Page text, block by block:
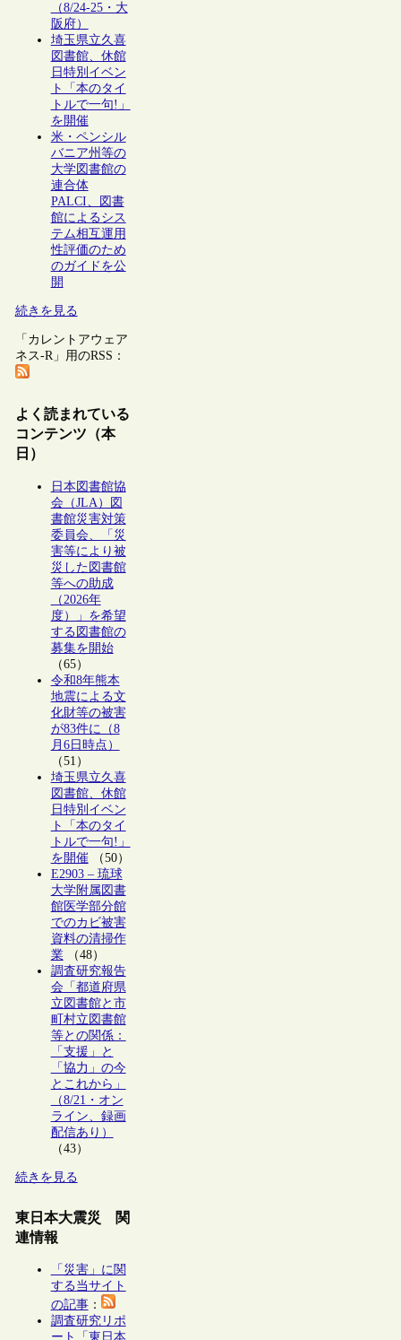
（8/24-25・大
阪府）
埼玉県立久喜
図書館、休館
日特別イベン
ト「本のタイ
トルで一句!」
を開催
米・ペンシル
バニア州等の
大学図書館の
連合体
PALCI、図書
館によるシス
テム相互運用
性評価のため
のガイドを公
開
続きを見る
「カレントアウェア
ネス-R」用のRSS：
よく読まれている
コンテンツ（本
日）
日本図書館協
会（JLA）図
書館災害対策
委員会、「災
害等により被
災した図書館
等への助成
（2026年
度）」を希望
する図書館の
募集を開始
（65）
令和8年熊本
地震による文
化財等の被害
が83件に（8
月6日時点）
（51）
埼玉県立久喜
図書館、休館
日特別イベン
ト「本のタイ
トルで一句!」
を開催（50）
E2903 – 琉球
大学附属図書
館医学部分館
でのカビ被害
資料の清掃作
業（48）
調査研究報告
会「都道府県
立図書館と市
町村立図書館
等との関係：
「支援」と
「協力」の今
とこれから」
（8/21・オン
ライン、録画
配信あり）
（43）
続きを見る
東日本大震災 関
連情報
「災害」に関
する当サイト
の記事：
調査研究リポ
ート「東日本